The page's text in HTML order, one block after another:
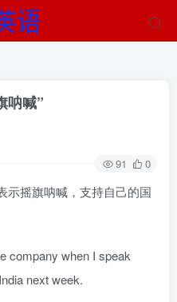
呐喊”
91 0
示摇旗呐喊，支持自己的国
company when I speak
next week.